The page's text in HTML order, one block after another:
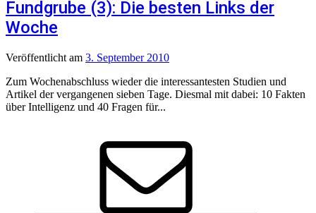
Fundgrube (3): Die besten Links der
Woche
Veröffentlicht am 3. September 2010
Zum Wochenabschluss wieder die interessantesten Studien und
Artikel der vergangenen sieben Tage. Diesmal mit dabei: 10 Fakten
über Intelligenz und 40 Fragen für...